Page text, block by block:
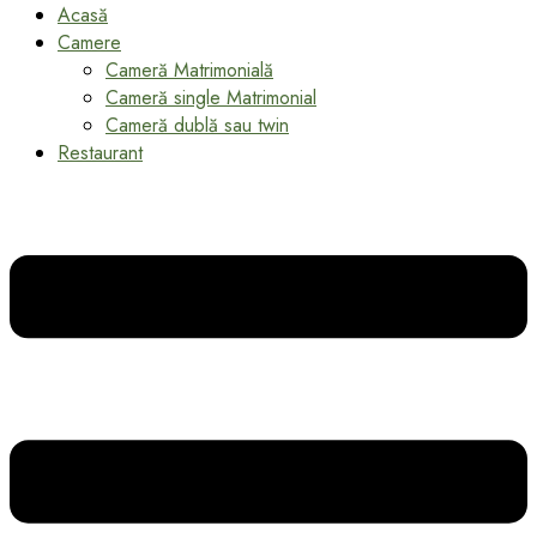
Acasă
Camere
Cameră Matrimonială
Cameră single Matrimonial
Cameră dublă sau twin
Restaurant